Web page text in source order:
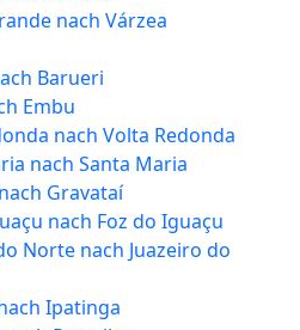
nach Várzea
Barueri
Embu
nach Volta Redonda
nach Santa Maria
Gravataí
nach Foz do Iguaçu
Norte nach Juazeiro do
Ipatinga